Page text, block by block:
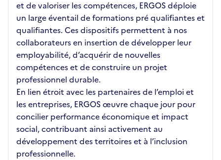
et de valoriser les compétences, ERGOS déploie
un large éventail de formations pré qualifiantes et
qualifiantes. Ces dispositifs permettent à nos
collaborateurs en insertion de développer leur
employabilité, d’acquérir de nouvelles
compétences et de construire un projet
professionnel durable.
En lien étroit avec les partenaires de l’emploi et
les entreprises, ERGOS œuvre chaque jour pour
concilier performance économique et impact
social, contribuant ainsi activement au
développement des territoires et à l’inclusion
professionnelle.